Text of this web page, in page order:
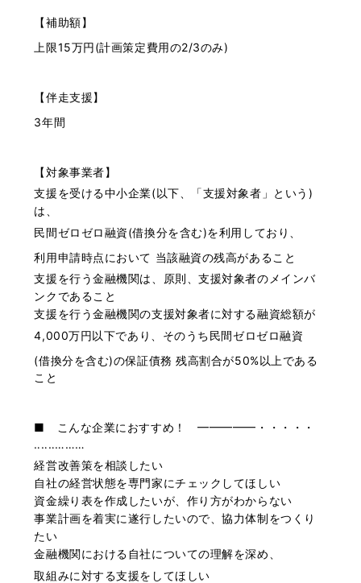
【補助額】
上限15万円(計画策定費用の2/3のみ)
【伴走支援】
3年間
【対象事業者】
支援を受ける中小企業(以下、「支援対象者」という)
は、
民間ゼロゼロ融資(借換分を含む)を利用しており、
利用申請時点において 当該融資の残高があること
支援を行う金融機関は、原則、支援対象者のメインバ
ンクであること
支援を行う金融機関の支援対象者に対する融資総額が
4,000万円以下であり、そのうち民間ゼロゼロ融資
(借換分を含む)の保証債務 残高割合が50%以上である
こと
■ こんな企業におすすめ！ ━━━━━・・・・・
‥‥‥………
経営改善策を相談したい
自社の経営状態を専門家にチェックしてほしい
資金繰り表を作成したいが、作り方がわからない
事業計画を着実に遂行したいので、協力体制をつくり
たい
金融機関における自社についての理解を深め、
取組みに対する支援をしてほしい